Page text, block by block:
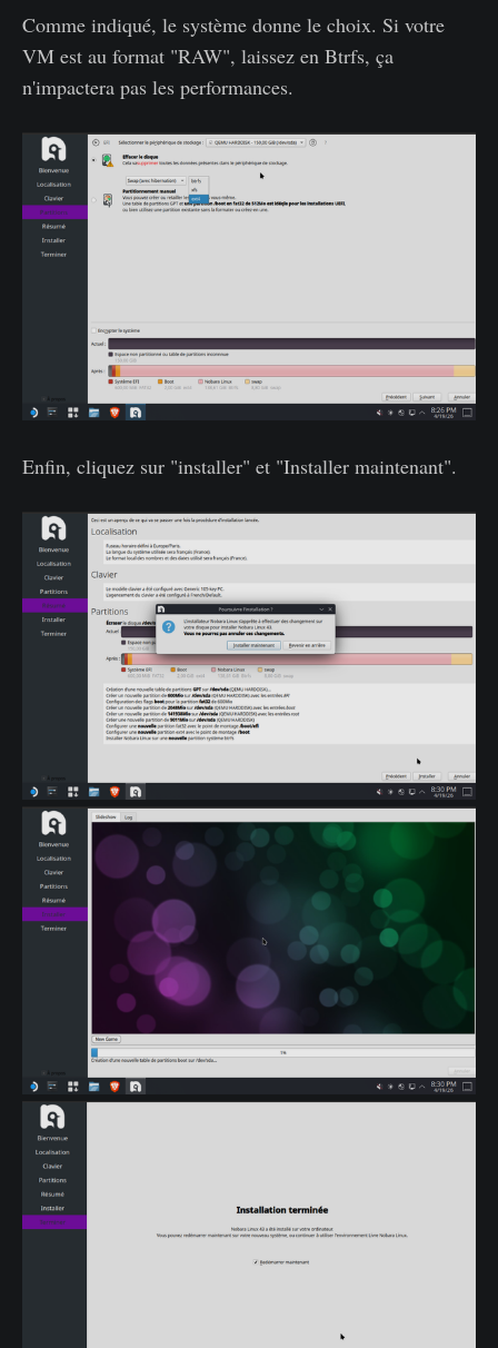
Comme indiqué, le système donne le choix. Si votre
VM est au format "RAW", laissez en Btrfs, ça
n'impactera pas les performances.
Enfin, cliquez sur "installer" et "Installer maintenant".